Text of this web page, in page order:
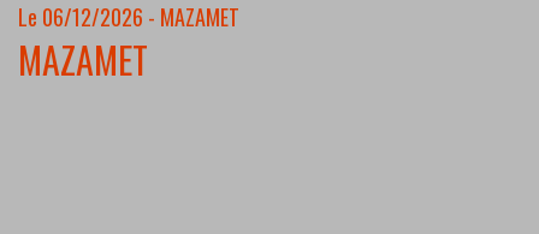
Le 06/12/2026 - MAZAMET
MAZAMET